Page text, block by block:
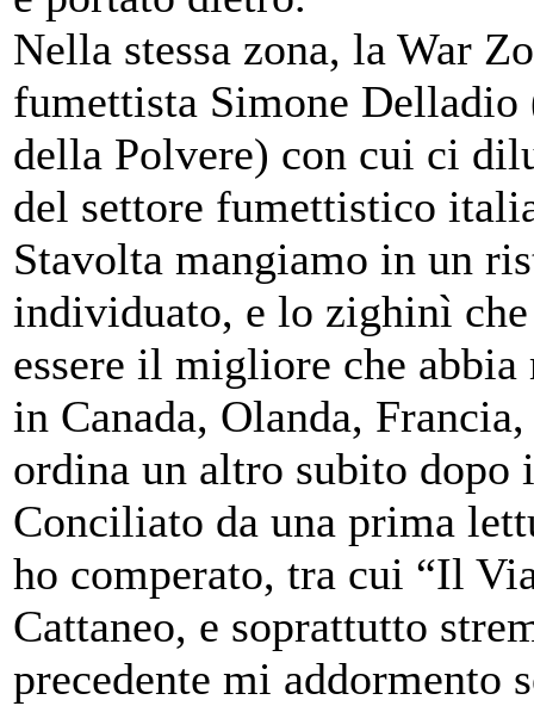
Nella stessa zona, la War
fumettista Simone
della Polvere) con cui ci
del settore fumettistico
Stavolta mangiamo in un
individuato, e lo zighinì
essere il migliore che
in Canada, Olanda,
ordina un altro subito dopo
Conciliato da una prima
ho comperato, tra cui “Il
Cattaneo, e soprattutto
precedente mi addormento